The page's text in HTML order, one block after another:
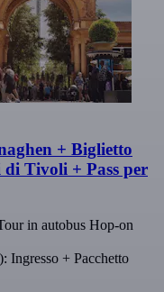
+ Biglietto
Tivoli + Pass per
in autobus Hop-on
Ingresso + Pacchetto